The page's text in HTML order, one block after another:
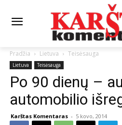
Pradžia Lietuva Teisėsauga
Lietuva Teisėsauga
Po 90 dienų –
automobilio
Karštas Komentaras - 5 kovo, 2014